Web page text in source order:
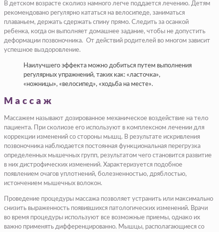
В детском возрасте сколиоз намного легче поддается лечению. Детям
рекомендовано регулярно кататься на велосипеде, заниматься
плаваньем, держать сдержать спину прямо. Следить за осанкой
ребенка, когда он выполняет домашнее задание, чтобы не допустить
деформации позвоночника. От действий родителей во многом зависит
успешное выздоровление.
Наилучшего эффекта можно добиться путем выполнения
регулярных упражнений, таких как: «ласточка»,
«ножницы», «велосипед», «ходьба на месте».
Массаж
Массажем называют дозированное механическое воздействие на тело
пациента. При сколиозе его используют в комплексном лечении для
коррекции изменений со стороны мышц. В результате искривления
позвоночника наблюдается постоянная функциональная перегрузка
определенных мышечных групп, результатом чего становится развитие
в них дистрофических изменений. Характеризуется подобное
появлением очагов уплотнений, болезненностью, дряблостью,
истончением мышечных волокон.
Проведение процедуры массажа позволяет устранить или максимально
снизить выраженность появившихся патологических изменений. Врачи
во время процедуры используют все возможные приемы, однако их
важно применять дифференцированно. Мышцы, располагающиеся со